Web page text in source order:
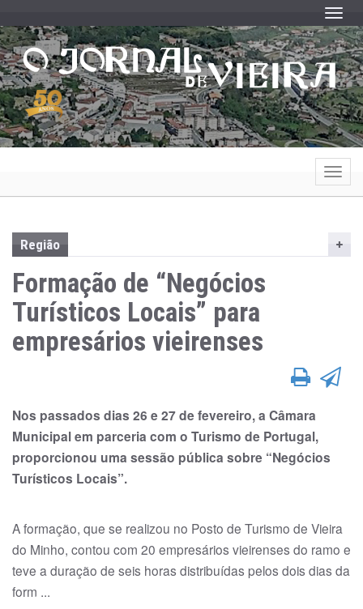
Região
Formação de “Negócios
Turísticos Locais” para
empresários vieirenses
Nos passados dias 26 e 27 de fevereiro, a Câmara
Municipal em parceria com o Turismo de Portugal,
proporcionou uma sessão pública sobre “Negócios
Turísticos Locais”.
A formação, que se realizou no Posto de Turismo de Vieira
do Minho, contou com 20 empresários vieirenses do ramo e
teve a duração de seis horas distribuídas pelos dois dias da
form ...